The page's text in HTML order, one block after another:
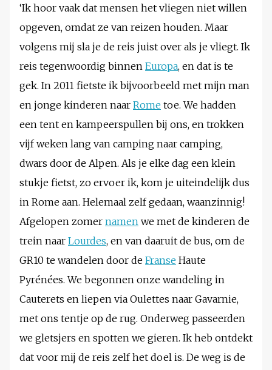
‘Ik hoor vaak dat mensen het vliegen niet willen
opgeven, omdat ze van reizen houden. Maar
volgens mij sla je de reis juist over als je vliegt. Ik
reis tegenwoordig binnen Europa, en dat is te
gek. In 2011 fietste ik bijvoorbeeld met mijn man
en jonge kinderen naar Rome toe. We hadden
een tent en kampeerspullen bij ons, en trokken
vijf weken lang van camping naar camping,
dwars door de Alpen. Als je elke dag een klein
stukje fietst, zo ervoer ik, kom je uiteindelijk dus
in Rome aan. Helemaal zelf gedaan, waanzinnig!
Afgelopen zomer namen we met de kinderen de
trein naar Lourdes, en van daaruit de bus, om de
GR10 te wandelen door de Franse Haute
Pyrénées. We begonnen onze wandeling in
Cauterets en liepen via Oulettes naar Gavarnie,
met ons tentje op de rug. Onderweg passeerden
we gletsjers en spotten we gieren. Ik heb ontdekt
dat voor mij de reis zelf het doel is. De weg is de